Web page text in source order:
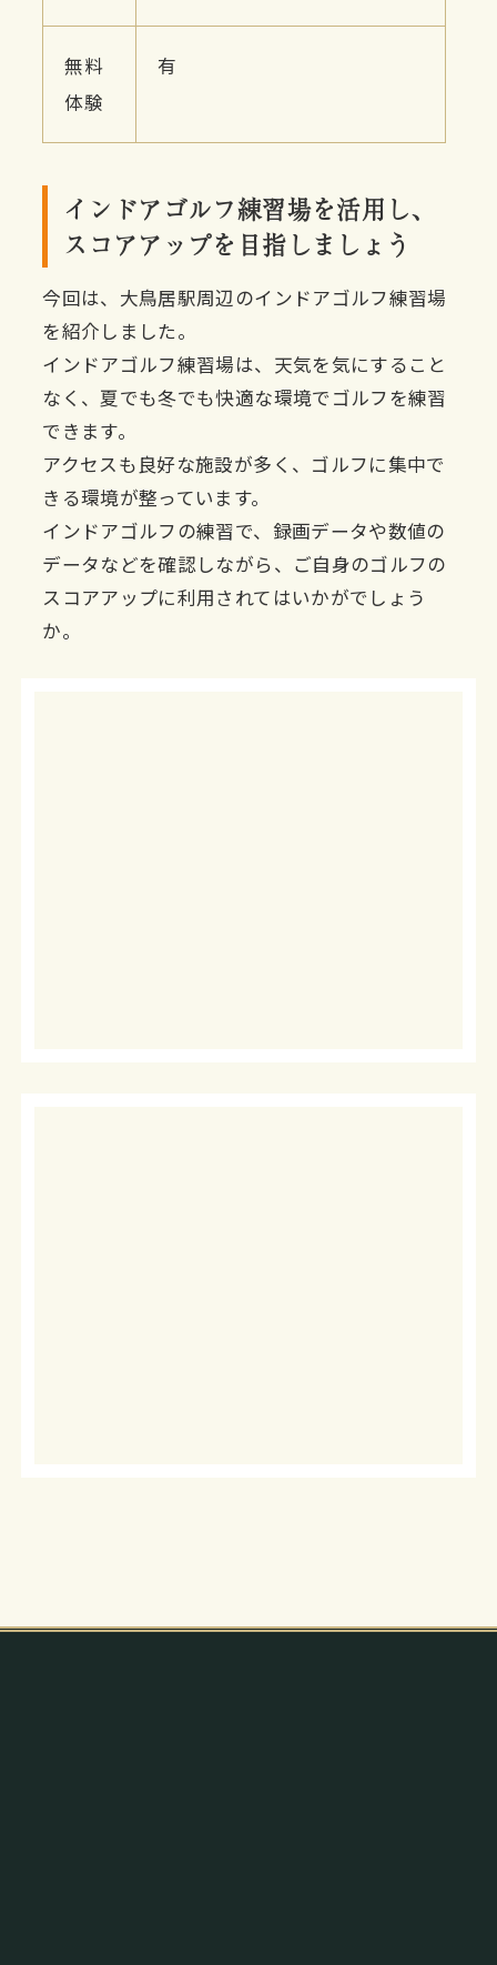
無料
体験
有
インドアゴルフ練習場を活用し、
スコアアップを目指しましょう
今回は、大鳥居駅周辺のインドアゴルフ練習場
を紹介しました。
インドアゴルフ練習場は、天気を気にすること
なく、夏でも冬でも快適な環境でゴルフを練習
できます。
アクセスも良好な施設が多く、ゴルフに集中で
きる環境が整っています。
インドアゴルフの練習で、録画データや数値の
データなどを確認しながら、ご自身のゴルフの
スコアアップに利用されてはいかがでしょう
か。